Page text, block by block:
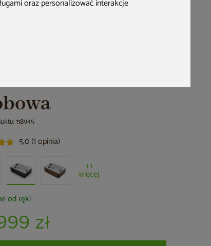
oraz personalizować interakcje
118945
5,0 (1 opinia)
+1
więcej
od ręki
zł